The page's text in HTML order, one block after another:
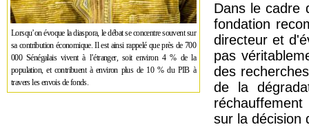
Lorsqu’on évoque la diaspora, le débat se concentre souvent sur
sa contribution économique. Il est ainsi rappelé que près de 700
000 Sénégalais vivent à l’étranger, soit environ 4 % de la
population, et contribuent à environ plus de 10 % du PIB à
travers les envois de fonds.
Dans le cadre
fondation
directeur et
pas
des
de la
sur la décision